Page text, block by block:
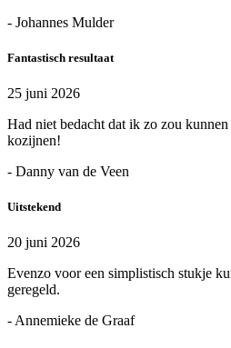
- Johannes Mulder
Fantastisch resultaat
25 juni 2026
Had niet bedacht dat ik zo zou
kozijnen!
- Danny van de Veen
Uitstekend
20 juni 2026
Evenzo voor een simplistisch stukje
geregeld.
- Annemieke de Graaf